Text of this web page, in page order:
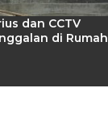
dan CCTV
di Rumah